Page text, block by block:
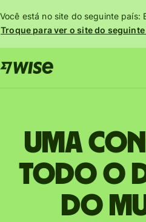
Você está no site do seguinte país:
Troque para ver o site do
Uma
todo o
do